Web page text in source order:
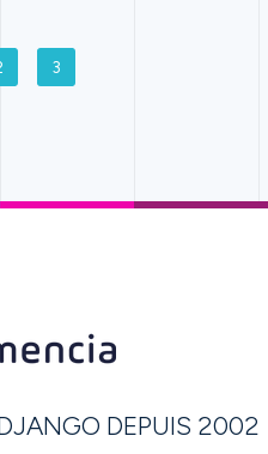
3
DEPUIS 2002